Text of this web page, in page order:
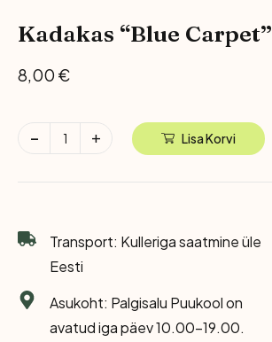
Kadakas “Blue Carpet”
8,00 €
Lisa Korvi
Transport: Kulleriga saatmine üle
Eesti
Asukoht: Palgisalu Puukool on
avatud iga päev 10.00-19.00.